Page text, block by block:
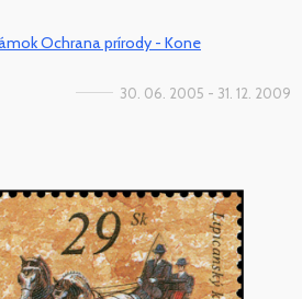
Ochrana prírody - Kone
30. 06. 2005 - 31. 12. 2009